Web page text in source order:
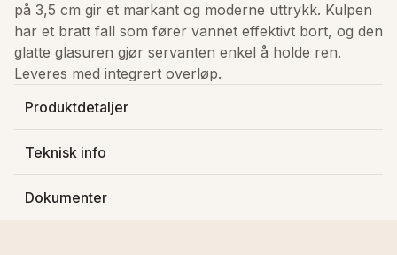
på 3,5 cm gir et markant og moderne uttrykk. Kulpen
har et bratt fall som fører vannet effektivt bort, og den
glatte glasuren gjør servanten enkel å holde ren.
Leveres med integrert overløp.
Produktdetaljer
Varenummer:
Lagerstatus:På lager
Teknisk info
Bredde:121.5 cm
Dokumenter